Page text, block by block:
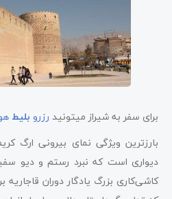
برای سفر به شیراز میتونید رزرو بلیط
بارزترین ویژگی نمای بیرونی ارگ
دیواری‌ است که نبرد رستم و دیو
کاشی‌کاری بزرگ یادگار دوران